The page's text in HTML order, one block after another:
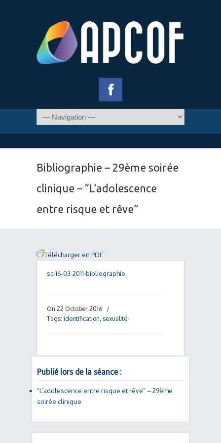
Bibliographie – 29ème soirée
clinique – “L’adolescence
entre risque et rêve”
Télécharger en PDF
sc-16-03-2011-bibliographie
On 22 October 2016
/
Tags: identification sexualité
Publié lors de la séance :
“L’adolescence entre risque et rêve” – 29ème
soirée clinique